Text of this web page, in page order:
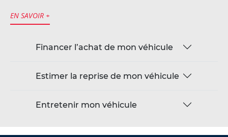
EN SAVOIR +
Financer l’achat de mon véhicule
Estimer la reprise de mon véhicule
Entretenir mon véhicule